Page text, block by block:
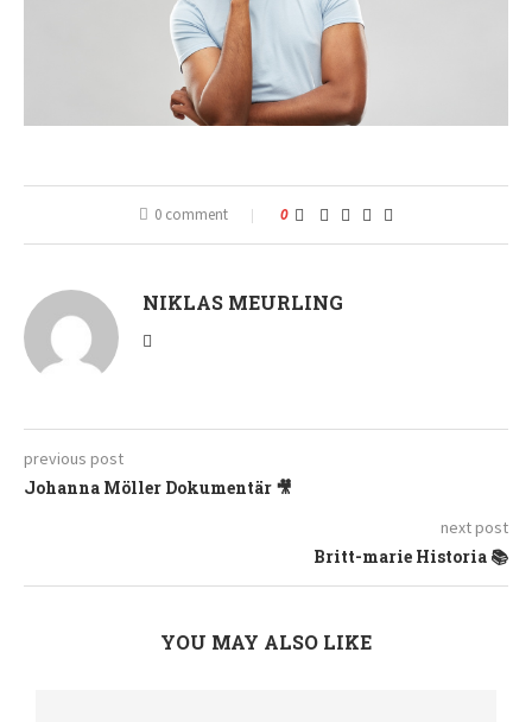
0 comment 0
NIKLAS MEURLING
previous post
Johanna Möller Dokumentär 🎥
next post
Britt-marie Historia 📚
YOU MAY ALSO LIKE